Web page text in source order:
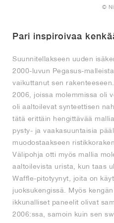
©
Pari inspiroivaa
Suunnitellakseen uuden
2000-luvun Pegasus-
vaikuttanut sen
2006, joissa molemmissa oli
oli aaltoilevat synteettisen
tätä erittäin hengittävää
pysty- ja vaakasuuntaisia
muodostaakseen
Välipohja otti myös mallia
aaltoilevista urista, kun taas
Waffle-pitotyynyt, joita on
juoksukengissä. Myös
ikkunalliset paneelit olivat
2006:ssa, samoin kuin sen